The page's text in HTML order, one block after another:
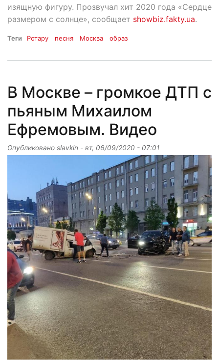
изящную фигуру. Прозвучал хит 2020 года «Сердце
размером с солнце», сообщает showbiz.fakty.ua.
Теги Ротару песня Москва образ
В Москве – громкое ДТП с
пьяным Михаилом
Ефремовым. Видео
Опубликовано slavkin - вт, 06/09/2020 - 07:01